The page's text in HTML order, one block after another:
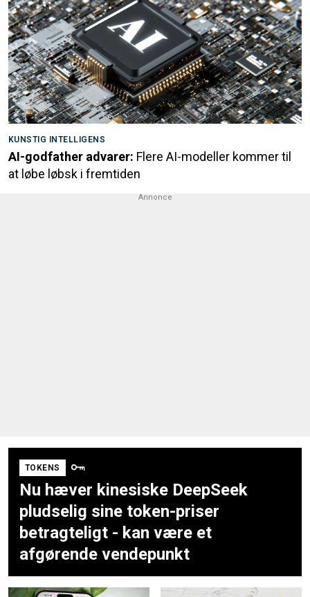
KUNSTIG INTELLIGENS
AI-godfather advarer: Flere AI-modeller kommer til
at løbe løbsk i fremtiden
Annonce
TOKENS
Nu hæver kinesiske DeepSeek
pludselig sine token-priser
betragteligt - kan være et
afgørende vendepunkt